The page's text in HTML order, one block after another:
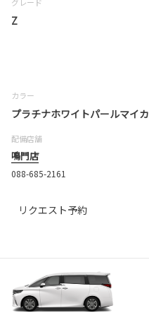
グレード
Z
カラー
プラチナホワイトパールマイカ
配備店舗
鳴門店
088-685-2161
リクエスト予約